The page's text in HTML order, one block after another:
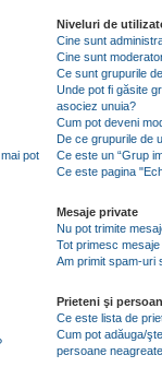
pot
Niveluri de
Cine sunt
Cine sunt
Ce sunt grupurile
Unde pot fi găsite
asociez unuia?
Cum pot deveni
De ce grupurile de
Ce este un “Grup
Ce este pagina
Mesaje private
Nu pot trimite
Tot primesc
Am primit spam-uri
Prieteni şi
Ce este lista de
Cum pot adăuga/
persoane